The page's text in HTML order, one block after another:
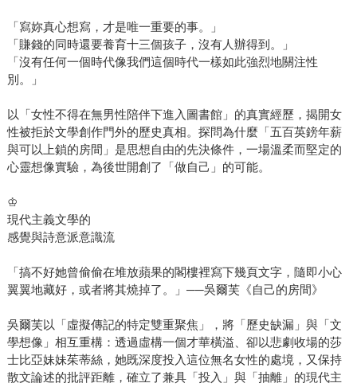
「寫妳真心想寫，才是唯一重要的事。」
「賺錢的同時還要養育十三個孩子，沒有人辦得到。」
「沒有任何一個時代像我們這個時代一樣如此強烈地關注性
別。」
以「女性不得在無男性陪伴下進入圖書館」的真實經歷，揭開女
性被拒於文學創作門外的歷史真相。探問為什麼「五百英鎊年薪
與可以上鎖的房間」是思想自由的先決條件，一場溫柔而堅定的
心靈想像實驗，為後世開創了「做自己」的可能。
♔
現代主義文學的
感覺與詩意派意識流
「搞不好她曾偷偷在堆放蘋果的閣樓裡寫下幾頁文字，隨即小心
翼翼地藏好，或者將其燒掉了。」──吳爾芙《自己的房間》
吳爾芙以「虛擬傳記的特定雙重聚焦」，將「歷史缺漏」與「文
學想像」相互重構：透過虛構一個才華橫溢、卻以悲劇收場的莎
士比亞妹妹茱蒂絲，她既深度投入這位無名女性的處境，又保持
散文論述的批評距離，確立了兼具「投入」與「抽離」的現代主